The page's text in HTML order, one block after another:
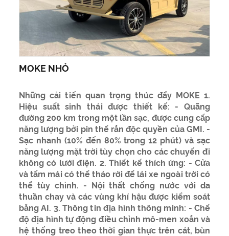
MOKE NHỎ
Những cải tiến quan trọng thúc đẩy MOKE 1.
Hiệu suất sinh thái được thiết kế: - Quãng
đường 200 km trong một lần sạc, được cung cấp
năng lượng bởi pin thể rắn độc quyền của GMI. -
Sạc nhanh (10% đến 80% trong 12 phút) và sạc
năng lượng mặt trời tùy chọn cho các chuyến đi
không có lưới điện. 2. Thiết kế thích ứng: - Cửa
và tấm mái có thể tháo rời để lái xe ngoài trời có
thể tùy chỉnh. - Nội thất chống nước với da
thuần chay và các vùng khí hậu được kiểm soát
bằng AI. 3. Thông tin địa hình thông minh: - Chế
độ địa hình tự động điều chỉnh mô-men xoắn và
hệ thống treo theo thời gian thực trên cát, bùn